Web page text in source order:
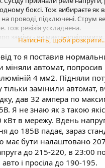
боксі. Тож вибираєте як
проводі, підключені. Струм
тож ревізія ускладнена.
заміну - ви маєте
і виявиться заміна
про штрафи чи ще щось не
дея. Я був в вашому становищи
що поки замінив інвертор,
на ЗТ.
ЗТ на повмр -
відео де оформили в
Коли в мене стояв
налякали що не приймуть. А
Натисніть, щоби
то я поставив
міняли автомат,
4 мм2. Підняли
тільки замінили автомат,
дав 32 ампера по
Я не знаю як з такою
кВт в мережу. Вдень
до 185В падає, зараз
має бути налаштовано
до 215-220, в 23:00
і просіла до 190-195.